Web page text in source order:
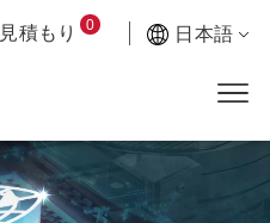
見積もり 0 日本語